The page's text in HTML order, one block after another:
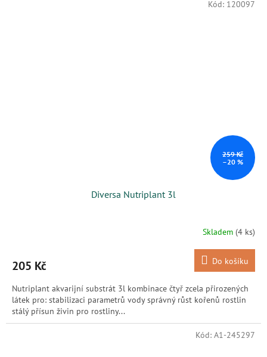
259 Kč
–20 %
Diversa Nutriplant 3l
Skladem (4 ks)
205 Kč Do košíku
Nutriplant akvarijní substrát 3l kombinace čtyř zcela přirozených
látek pro: stabilizaci parametrů vody správný růst kořenů rostlin
stálý přísun živin pro rostliny...
Kód: 120097
Kód: A1-245297